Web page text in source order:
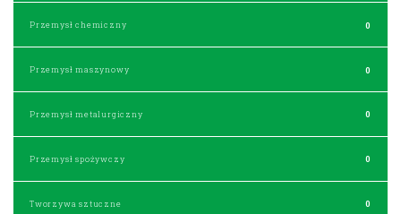
Przemysł chemiczny 0
Przemysł maszynowy 0
Przemysł metalurgiczny 0
Przemysł spożywczy 0
Tworzywa sztuczne 0